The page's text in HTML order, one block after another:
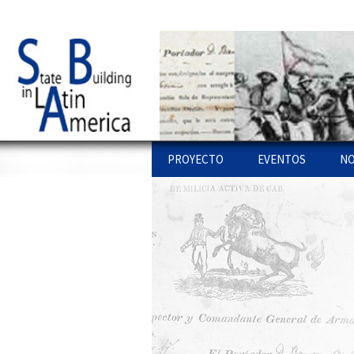
Statebglat
UPF website
Ir al contenido
PROYECTO
PROYECTO
ENLACES
EQUIPO
INVESTIGACIONES
EVENTOS
STATE BUILDING
AMERICA:
COLOQUIOS
OTROS
CONFERENCIAS